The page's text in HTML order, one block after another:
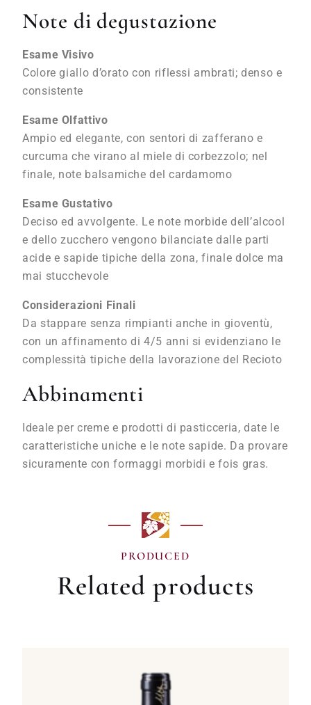
Note di degustazione
Esame Visivo
Colore giallo d’orato con riflessi ambrati; denso e
consistente
Esame Olfattivo
Ampio ed elegante, con sentori di zafferano e
curcuma che virano al miele di corbezzolo; nel
finale, note balsamiche del cardamomo
Esame Gustativo
Deciso ed avvolgente. Le note morbide dell’alcool
e dello zucchero vengono bilanciate dalle parti
acide e sapide tipiche della zona, finale dolce ma
mai stucchevole
Considerazioni Finali
Da stappare senza rimpianti anche in gioventù,
con un affinamento di 4/5 anni si evidenziano le
complessità tipiche della lavorazione del Recioto
Abbinamenti
Ideale per creme e prodotti di pasticceria, date le
caratteristiche uniche e le note sapide. Da provare
sicuramente con formaggi morbidi e fois gras.
PRODUCED
Related products